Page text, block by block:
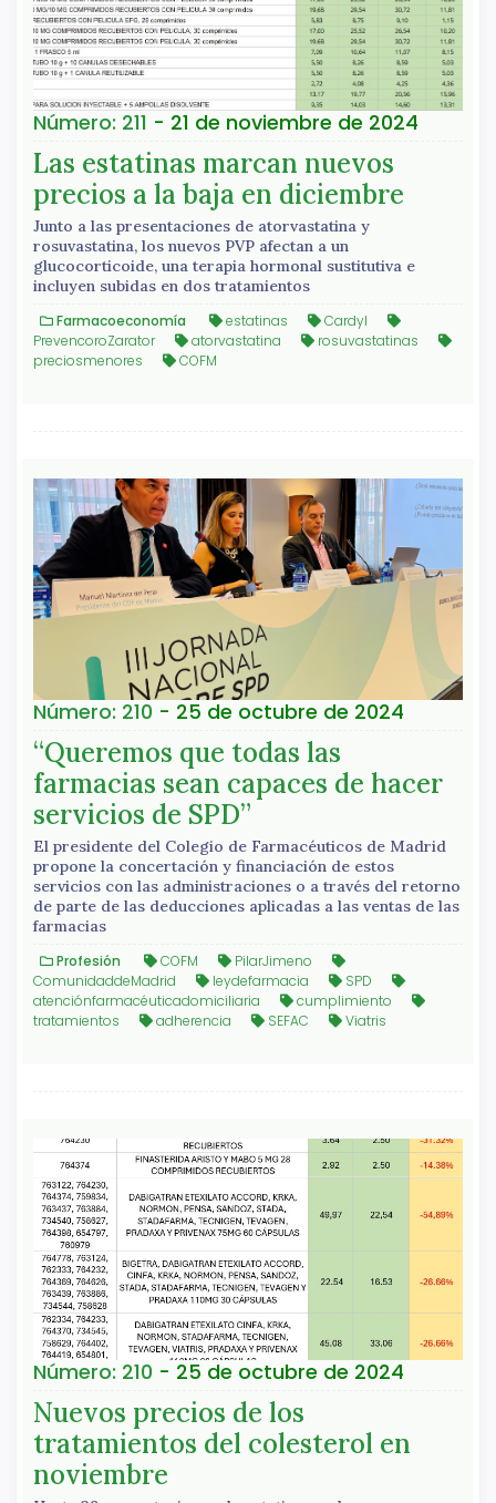
Número: 211 - 21 de noviembre de 2024
Las estatinas marcan nuevos
precios a la baja en diciembre
Junto a las presentaciones de atorvastatina y
rosuvastatina, los nuevos PVP afectan a un
glucocorticoide, una terapia hormonal sustitutiva e
incluyen subidas en dos tratamientos
Farmacoeconomía estatinas
Cardyl
PrevencoroZarator
atorvastatina
rosuvastatinas
preciosmenores
COFM
Número: 210 - 25 de octubre de 2024
“Queremos que todas las
farmacias sean capaces de hacer
servicios de SPD”
El presidente del Colegio de Farmacéuticos de Madrid
propone la concertación y financiación de estos
servicios con las administraciones o a través del retorno
de parte de las deducciones aplicadas a las ventas de las
farmacias
Profesión COFM
PilarJimeno
ComunidaddeMadrid
leydefarmacia
SPD
atenciónfarmacéuticadomiciliaria
cumplimiento
tratamientos
adherencia SEFAC Viatris
Número: 210 - 25 de octubre de 2024
Nuevos precios de los
tratamientos del colesterol en
noviembre